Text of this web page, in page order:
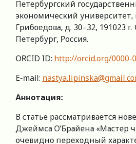
Петербургский
экономический университет,
Грибоедова, д. 30–32, 191023 г.
Петербург, Россия.
ORCID ID: http://orcid.org/0000-
E-mail:
Аннотация:
В статье рассматривается
Джеймса О’Брайена «Мастер
очевидно переходный